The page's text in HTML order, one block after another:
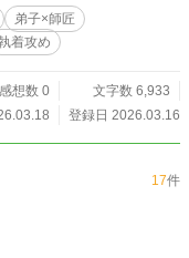
弟子×師匠
着攻め
感想数 0
文字数 6,933
登録日 2026.03.16
17件